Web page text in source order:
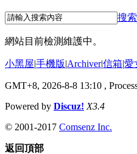
搜索
網站目前檢測維護中。
小黑屋|手機版|Archiver|信箱|愛
GMT+8, 2026-8-8 13:10 ,
Powered by Discuz! X3.4
© 2001-2017 Comsenz Inc.
返回頂部